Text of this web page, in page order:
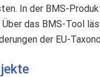
In der BMS-
das BMS-Tool
der EU-